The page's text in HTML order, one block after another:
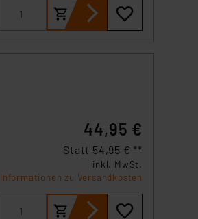
44,95 €
Statt 54,95 € **
inkl. MwSt.
Informationen zu Versandkosten